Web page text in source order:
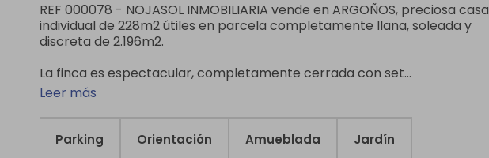
REF 000078 - NOJASOL INMOBILIARIA vende en ARGOÑOS, preciosa casa
individual de 228m2 útiles en parcela completamente llana, soleada y
discreta de 2.196m2.
La finca es espectacular, completamente cerrada con set...
Leer más
Parking Orientación Amueblada Jardín